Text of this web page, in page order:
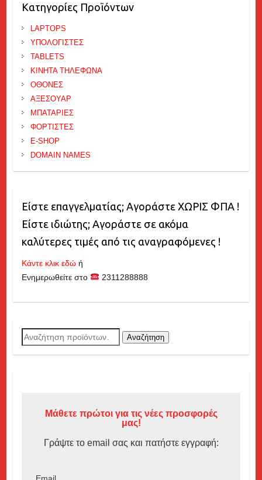
Κατηγορίες Προϊόντων
LAPTOPS
ΥΠΟΛΟΓΙΣΤΕΣ
TABLETS
ΚΙΝΗΤΑ ΤΗΛΕΦΩΝΑ
ΟΘΟΝΕΣ
ΑΞΕΣΟΥΑΡ
ΜΠΑΤΑΡΙΕΣ
ΦΟΡΤΙΣΤΕΣ
E-SHOP
DOMAIN NAMES
Είστε επαγγελματίας; Αγοράστε ΧΩΡΙΣ ΦΠΑ !
Είστε ιδιώτης; Αγοράστε σε ακόμα
καλύτερες τιμές από τις αναγραφόμενες !
Κάντε κλικ εδώή
Ενημερωθείτε στο
2311288888
Αναζήτηση
για:
Αναζήτηση
Μάθετε πρώτοι για τις νέες προσφορές
μας!
Γράψτε το email σας και πατήστε εγγραφή:
Email